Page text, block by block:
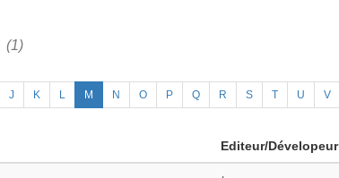
(1)
J K L M N O P Q R S T U V
Editeur/Dévelopeur